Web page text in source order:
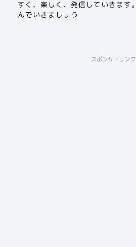
すく、楽しく、発信していきます
んでいきましょう
スポンサーリンク